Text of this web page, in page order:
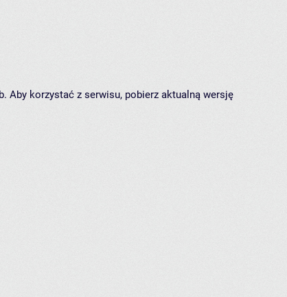
Aby korzystać z serwisu, pobierz aktualną wersję